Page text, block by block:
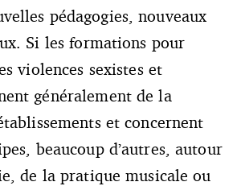
pédagogies, nouveaux
Si les formations pour
violences sexistes et
généralement de la
et concernent
beaucoup d’autres, autour
de la pratique musicale ou